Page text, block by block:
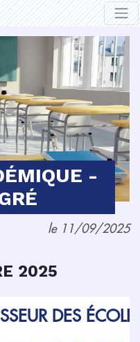
-
le 11/09/2025
2025
DES